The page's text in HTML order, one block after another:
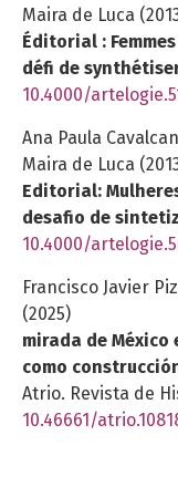
Maira de Luca
Éditorial :
défi de
10.4000/
Ana Paula
Maira de Luca
Editorial:
desafio de
10.4000/
Francisco Javier
(2025)
mirada de México
como
Atrio. Revista de
10.46661/